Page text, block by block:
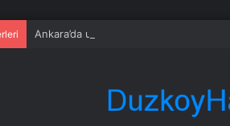
Ankara’da uyuşturucu ve fuhuş 8 gözaltı